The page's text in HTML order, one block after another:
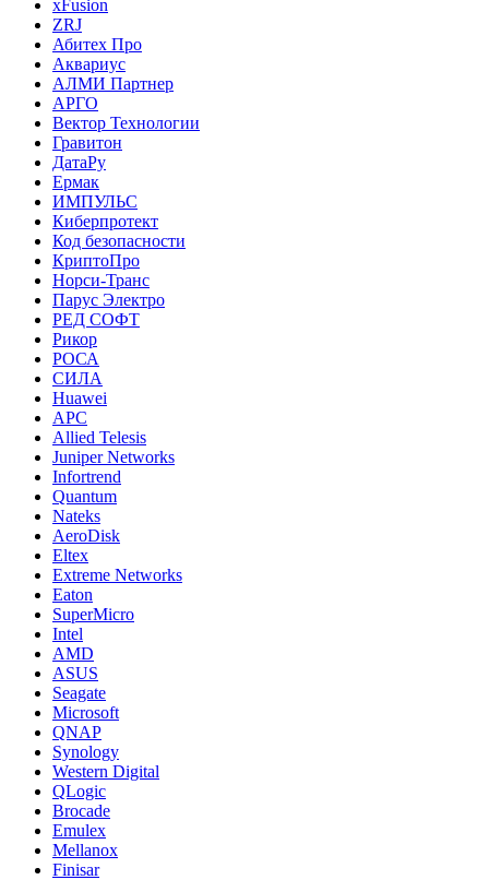
xFusion
ZRJ
Абитех Про
Аквариус
АЛМИ Партнер
АРГО
Вектор Технологии
Гравитон
ДатаРу
Ермак
ИМПУЛЬС
Киберпротект
Код безопасности
КриптоПро
Норси-Транс
Парус Электро
РЕД СОФТ
Рикор
РОСА
СИЛА
Huawei
APC
Allied Telesis
Juniper Networks
Infortrend
Quantum
Nateks
AeroDisk
Eltex
Extreme Networks
Eaton
SuperMicro
Intel
AMD
ASUS
Seagate
Microsoft
QNAP
Synology
Western Digital
QLogic
Brocade
Emulex
Mellanox
Finisar